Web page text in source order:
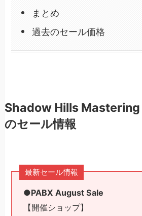
まとめ
過去のセール価格
Shadow Hills
のセール情報
最新セール情報
●PABX August Sale
【開催ショップ】